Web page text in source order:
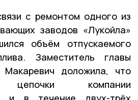
с ремонтом одного из
заводов «Лукойла»
объём отпускаемого
Заместитель главы
Макаревич доложила, что
цепочки компании